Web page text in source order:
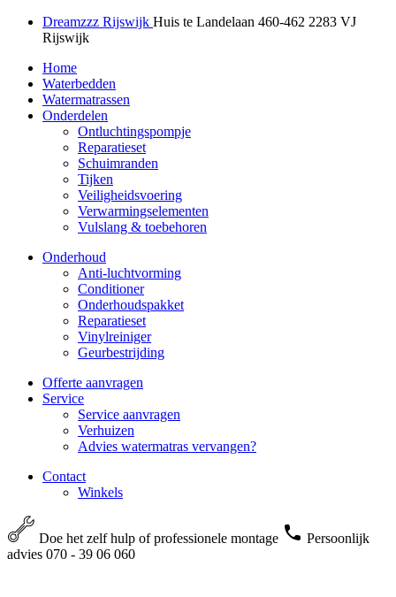
Dreamzzz Rijswijk Huis te Landelaan 460-462 2283 VJ
Rijswijk
Home
Waterbedden
Watermatrassen
Onderdelen
Ontluchtingspompje
Reparatieset
Schuimranden
Tijken
Veiligheidsvoering
Verwarmingselementen
Vulslang & toebehoren
Onderhoud
Anti-luchtvorming
Conditioner
Onderhoudspakket
Reparatieset
Vinylreiniger
Geurbestrijding
Offerte aanvragen
Service
Service aanvragen
Verhuizen
Advies watermatras vervangen?
Contact
Winkels
Doe het zelf hulp of professionele montage
Persoonlijk
advies 070 - 39 06 060